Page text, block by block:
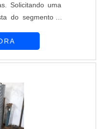
Solicitando uma
do segmento e
lembrar que o
cuidado ajuda a
com subst...